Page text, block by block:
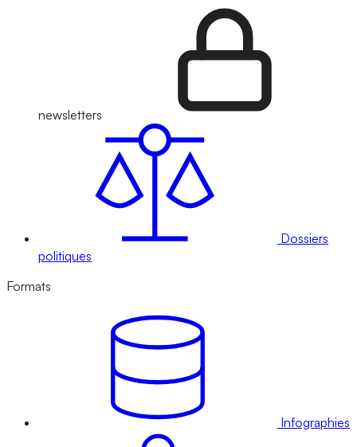
newsletters
Dossiers
politiques
Formats
Infographies